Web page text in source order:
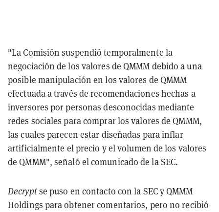
"La Comisión suspendió temporalmente la
negociación de los valores de QMMM debido a una
posible manipulación en los valores de QMMM
efectuada a través de recomendaciones hechas a
inversores por personas desconocidas mediante
redes sociales para comprar los valores de QMMM,
las cuales parecen estar diseñadas para inflar
artificialmente el precio y el volumen de los valores
de QMMM", señaló el comunicado de la SEC.
Decryptse puso en contacto con la SEC y QMMM
Holdings para obtener comentarios, pero no recibió